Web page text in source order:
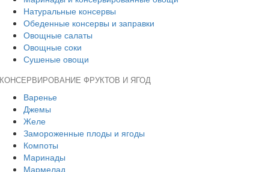
Натуральные консервы
Обеденные консервы и заправки
Овощные салаты
Овощные соки
Сушеные овощи
КОНСЕРВИРОВАНИЕ ФРУКТОВ И ЯГОД
Варенье
Джемы
Желе
Замороженные плоды и ягоды
Компоты
Маринады
Мармелад